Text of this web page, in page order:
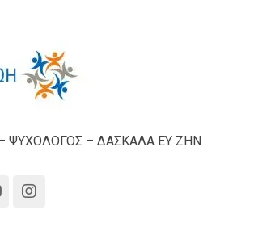
ΨΥΧΟΛΟΓΟΣ – ΔΑΣΚΑΛΑ ΕΥ ΖΗΝ